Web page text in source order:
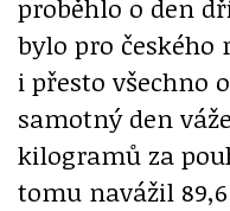
proběhlo o den
bylo pro českého
i přesto všechno
samotný den
kilogramů za
tomu navážil